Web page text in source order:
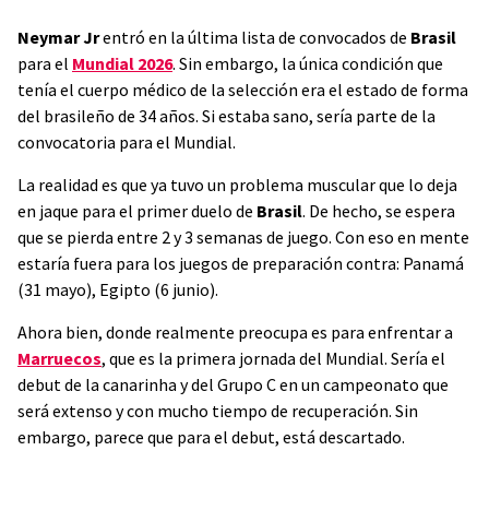
Neymar Jrentró en la última lista de convocados de Brasil
para el Mundial 2026. Sin embargo, la única condición que
tenía el cuerpo médico de la selección era el estado de forma
del brasileño de 34 años. Si estaba sano, sería parte de la
convocatoria para el Mundial.
La realidad es que ya tuvo un problema muscular que lo deja
en jaque para el primer duelo de Brasil. De hecho, se espera
que se pierda entre 2 y 3 semanas de juego. Con eso en mente
estaría fuera para los juegos de preparación contra: Panamá
(31 mayo), Egipto (6 junio).
Ahora bien, donde realmente preocupa es para enfrentar a
Marruecos, que es la primera jornada del Mundial. Sería el
debut de la canarinha y del Grupo C en un campeonato que
será extenso y con mucho tiempo de recuperación. Sin
embargo, parece que para el debut, está descartado.